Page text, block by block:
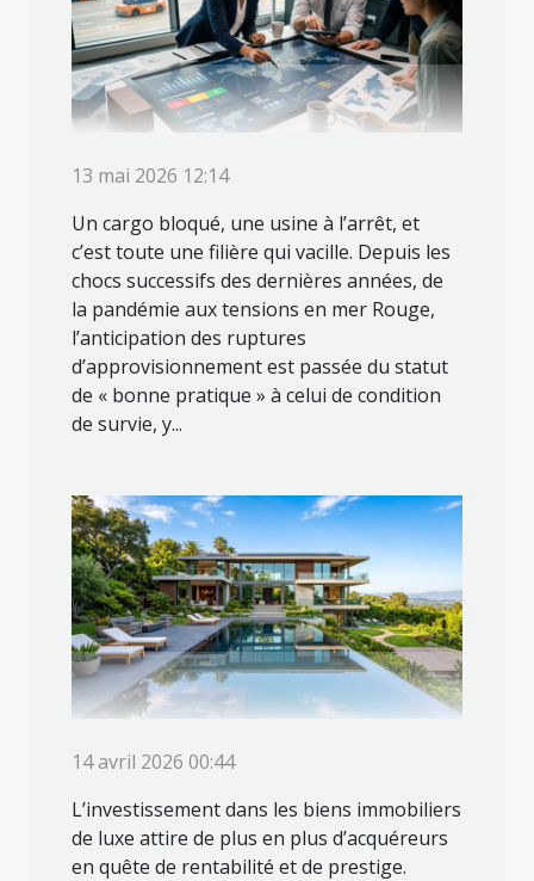
13 mai 2026 12:14
Un cargo bloqué, une usine à l’arrêt, et
c’est toute une filière qui vacille. Depuis les
chocs successifs des dernières années, de
la pandémie aux tensions en mer Rouge,
l’anticipation des ruptures
d’approvisionnement est passée du statut
de « bonne pratique » à celui de condition
de survie, y...
14 avril 2026 00:44
L’investissement dans les biens immobiliers
de luxe attire de plus en plus d’acquéreurs
en quête de rentabilité et de prestige.